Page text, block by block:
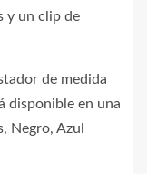
y un clip de
de medida
disponible en una
Negro, Azul